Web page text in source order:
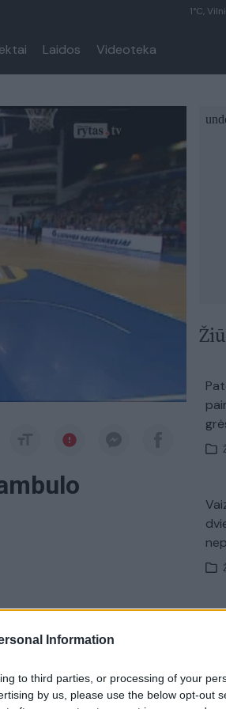
Information
to third parties, or processing of your
by us, please use the below opt-out
1°C,
Laidos Videoteka